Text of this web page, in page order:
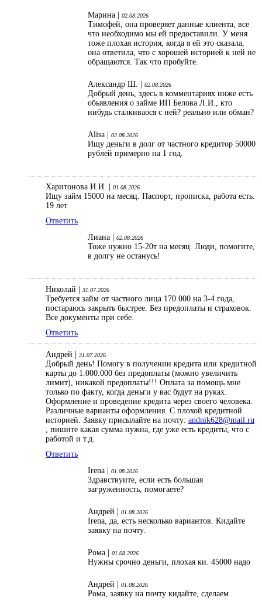
Марина | 02.08.2026
Тимофей, она проверяет данные клиента, все
что необходимо мы ей предоставили. У меня
тоже плохая история, когда я ей это сказала,
она ответила, что с хорошей историей к ней не
обращаются. Так что пробуйте.
Александр Ш. | 02.08.2026
Добрый день, здесь в комментариях ниже есть
обьявления о займе ИП Белова Л.И., кто
нибудь сталкиваося с ней? реально или обман?
Alisa | 02.08.2026
Ищу деньги в долг от частного кредитор 50000
рублей примерно на 1 год.
Харитонова И.И. | 01.08.2026
Ищу займ 15000 на месяц. Паспорт, прописка, работа есть.
19 лет
Ответить
Лиана |
02.08.2026
Тоже нужно 15-20т на месяц. Люди, помогите,
в долгу не останусь!
Николай | 31.07.2026
Требуется займ от частного лица 170.000 на 3-4 года,
постараюсь закрыть быстрее. Без предоплаты и страховок.
Все документы при себе.
Ответить
Андрей | 31.07.2026
Добрый день! Помогу в получении кредита или кредитной
карты до 1.000.000 без предоплаты (можно увеличить
лимит), никакой предоплаты!!! Оплата за помощь мне
только по факту, когда деньги у вас будут на руках.
Оформление и проведение кредита через своего человека.
Различные варианты оформления. С плохой кредитной
историей. Заявку присылайте на почту: andnik628@mail.ru
, пишите какая сумма нужна, где уже есть кредиты, что с
работой и т.д.
Ответить
Irena |
01.08.2026
Здравствуите, если есть большая
загруженность, помогаете?
Андрей | 01.08.2026
Irena, да, есть несколько вариантов. Кидайте
заявку на почту.
Рома | 01.08.2026
Нужны срочно деньги, плохая ки. 45000 надо
Андрей | 01.08.2026
Рома, заявку на почту кидайте, сделаем